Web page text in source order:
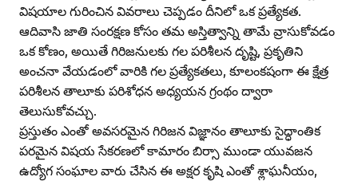
విషయాల గురించిన వివరాలు చెప్పడం దీనిలో ఒక ప్రత్యేకత.
ఆదివాసి జాతి సంరక్షణ కోసం తమ అస్తిత్వాన్ని తామే వ్రాసుకోవడం
ఒక కోణం, అయితే గిరిజనులకు గల పరిశీలన దృష్టి, ప్రకృతిని
అంచనా వేయడంలో వారికి గల ప్రత్యేకతలు, కూలంకషంగా ఈ క్షేత్ర
పరిశీలన తాలూకు పరిశోధన అధ్యయన గ్రంథం ద్వారా
తెలుసుకోవచ్చు.
ప్రస్తుతం ఎంతో అవసరమైన గిరిజన విజ్ఞానం తాలూకు సైద్ధాంతిక
పరమైన విషయ సేకరణలో కామారం బిర్సా ముండా యువజన
ఉద్యోగ సంఘాల వారు చేసిన ఈ అక్షర కృషి ఎంతో శ్లాఘనీయం,